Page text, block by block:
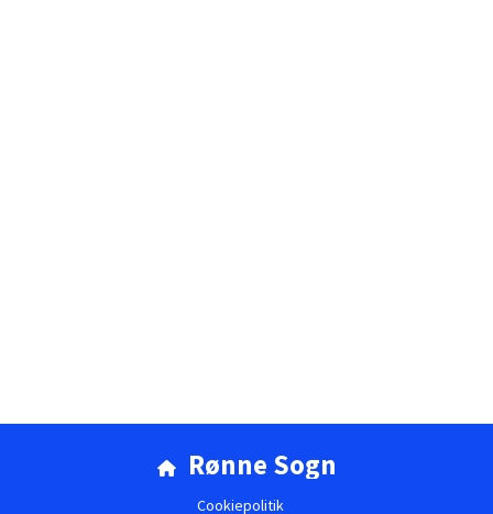
 Rønne Sogn
Cookiepolitik